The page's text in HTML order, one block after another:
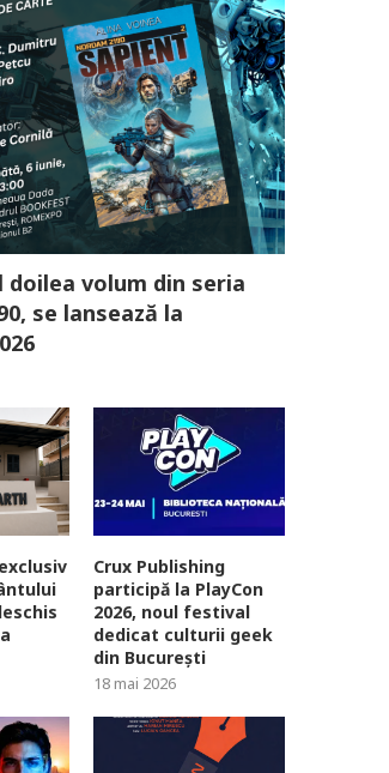
doilea volum din seria
se lansează la
Crux Publishing
participă la PlayCon
2026, noul festival
dedicat culturii geek
din București
18 mai 2026